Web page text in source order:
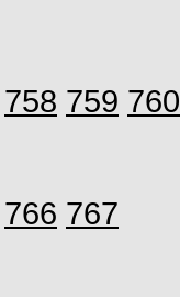
758 759 760
766 767